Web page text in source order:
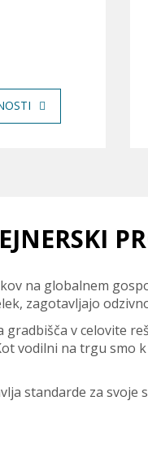
na globalnem
zagotavljajo
v celovite
vodilni na trgu smo
standarde za svoje